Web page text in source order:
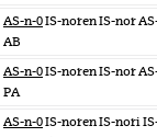
AS-n-0IS-noren IS-nor
AB
AS-n-0IS-noren IS-nor
PA
AS-n-0IS-noren IS-nori